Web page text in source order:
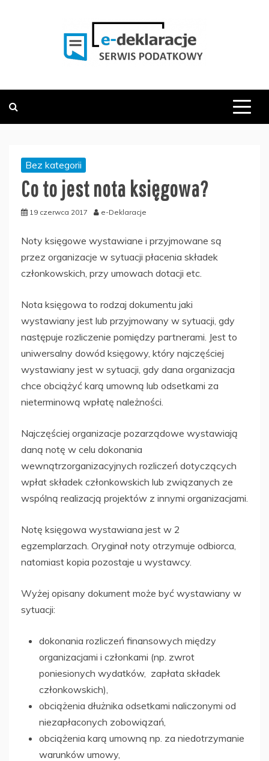
Bez kategorii
Co to jest nota księgowa?
19 czerwca 2017 e-Deklaracje
Noty księgowe wystawiane i przyjmowane są
przez organizacje w sytuacji płacenia składek
członkowskich, przy umowach dotacji etc.
Nota księgowa to rodzaj dokumentu jaki
wystawiany jest lub przyjmowany w sytuacji, gdy
następuje rozliczenie pomiędzy partnerami. Jest to
uniwersalny dowód księgowy, który najczęściej
wystawiany jest w sytuacji, gdy dana organizacja
chce obciążyć karą umowną lub odsetkami za
nieterminową wpłatę należności.
Najczęściej organizacje pozarządowe wystawiają
daną notę w celu dokonania
wewnątrzorganizacyjnych rozliczeń dotyczących
wpłat składek członkowskich lub związanych ze
wspólną realizacją projektów z innymi organizacjami.
Notę księgowa wystawiana jest w 2
egzemplarzach. Oryginał noty otrzymuje odbiorca,
natomiast kopia pozostaje u wystawcy.
Wyżej opisany dokument może być wystawiany w
sytuacji:
dokonania rozliczeń finansowych między
organizacjami i członkami (np. zwrot
poniesionych wydatków, zapłata składek
członkowskich),
obciążenia dłużnika odsetkami naliczonymi od
niezapłaconych zobowiązań,
obciążenia karą umowną np. za niedotrzymanie
warunków umowy,